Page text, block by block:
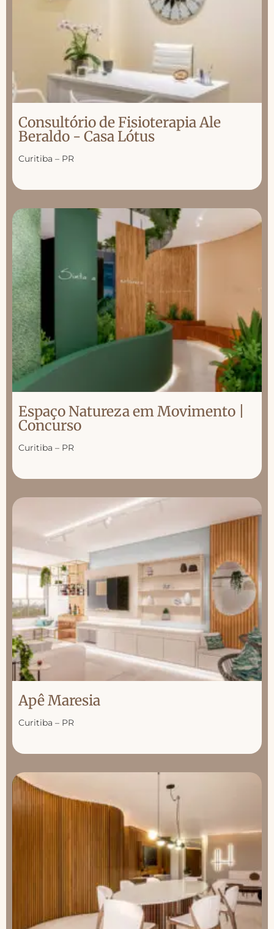
Consultório de Fisioterapia Ale
Beraldo - Casa Lótus
Curitiba – PR
Espaço Natureza em Movimento |
Concurso
Curitiba – PR
Apê Maresia
Curitiba – PR